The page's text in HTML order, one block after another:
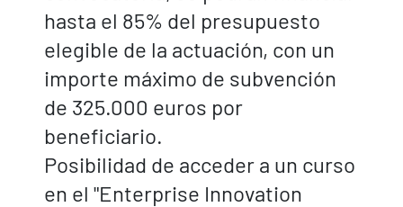
hasta el 85% del presupuesto
elegible de la actuación, con un
importe máximo de subvención
de 325.000 euros por
beneficiario.
Posibilidad de acceder a un curso
en el "Enterprise Innovation